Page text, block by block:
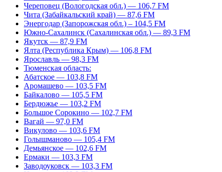
Череповец (Вологодская обл.) — 106,7 FM
Чита (Забайкальский край) — 87,6 FM
Энергодар (Запорожская обл.) – 104,5 FM
Южно-Сахалинск (Сахалинская обл.) — 89,3 FM
Якутск — 87,9 FM
Ялта (Республика Крым) — 106,8 FM
Ярославль — 98,3 FM
Тюменская область:
Абатское — 103,8 FM
Аромашево — 103,5 FM
Байкалово — 105,5 FM
Бердюжье — 103,2 FM
Большое Сорокино — 102,7 FM
Вагай — 97,0 FM
Викулово — 103,6 FM
Голышманово — 105,4 FM
Демьянское — 102,6 FM
Ермаки — 103,3 FM
Заводоуковск — 103,3 FM